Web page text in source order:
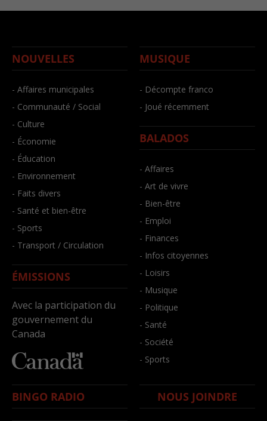
NOUVELLES
- Affaires municipales
- Communauté / Social
- Culture
- Économie
- Éducation
- Environnement
- Faits divers
- Santé et bien-être
- Sports
- Transport / Circulation
ÉMISSIONS
Avec la participation du
gouvernement du
Canada
MUSIQUE
- Décompte franco
- Joué récemment
BALADOS
- Affaires
- Art de vivre
- Bien-être
- Emploi
- Finances
- Infos citoyennes
- Loisirs
- Musique
- Politique
- Santé
- Société
- Sports
BINGO RADIO NOUS JOINDRE